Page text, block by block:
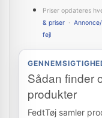
Priser opdateres
& priser ·
fejl
Sådan finder
produkter
FedtTøj samler